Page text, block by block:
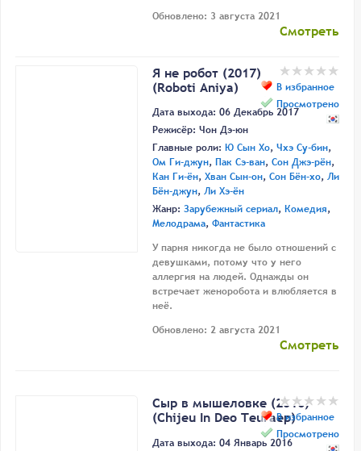
Обновлено: 3 августа 2021
Смотреть
В избранное
Просмотрено
Я не робот (2017)
(Roboti Aniya)
Дата выхода: 06 Декабрь 2017
Режисёр: Чон Дэ-юн
Главные роли: Ю Сын Хо, Чхэ Су-бин,
Ом Ги-джун, Пак Сэ-ван, Сон Джэ-рён,
Кан Ги-ён, Хван Сын-он, Сон Бён-хо, Ли
Бён-джун, Ли Хэ-ён
Жанр: Зарубежный сериал, Комедия,
Мелодрама, Фантастика
У парня никогда не было отношений с
девушками, потому что у него
аллергия на людей. Однажды он
встречает женоробота и влюбляется в
неё.
Обновлено: 2 августа 2021
Смотреть
В избранное
Просмотрено
Сыр в мышеловке (2016)
(Chijeu In Deo Teuraep)
Дата выхода: 04 Январь 2016